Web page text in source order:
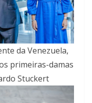
da Venezuela,
primeiras-damas
Stuckert